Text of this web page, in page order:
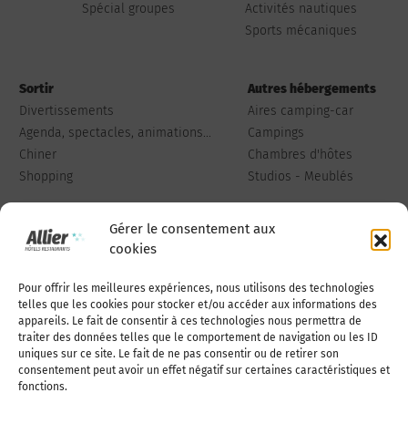
Gérer le consentement aux
cookies
Pour offrir les meilleures expériences, nous utilisons des technologies
telles que les cookies pour stocker et/ou accéder aux informations des
appareils. Le fait de consentir à ces technologies nous permettra de
traiter des données telles que le comportement de navigation ou les ID
uniques sur ce site. Le fait de ne pas consentir ou de retirer son
consentement peut avoir un effet négatif sur certaines caractéristiques et
fonctions.
Spécial groupes
Activités nautiques
Sports mécaniques
Sortir
Divertissements
Agenda, spectacles, animations...
Chiner
Shopping
Autres hébergements
Aires camping-car
Campings
Chambres d'hôtes
Studios - Meublés
Qui sommes-nous Publiez votre annonce
Adhérer à l’association Nous contacter